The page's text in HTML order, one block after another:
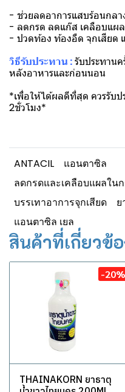
- ช่วยลดอาการแสบร้อนกล
- ลดกรด ลดแก๊ส เคลือบแผล
- ปวดท้อง ท้องอืด จุกเสียด
วิธีรับประทาน :รับประทาน
หลังอาหารและก่อนนอน
*เพื่อให้ได้ผลดีที่สุด ควรรับ
2ชั่วโมง*
ANTACIL
แอนตาซิล
ลดกรดและเคลือบแผลในก
บรรเทาอาการจุกเสียด
แอนตาซิล เยล
สินค้าที่เกี่ยวข้
-20%
THAINAKORN ยาธาตุ